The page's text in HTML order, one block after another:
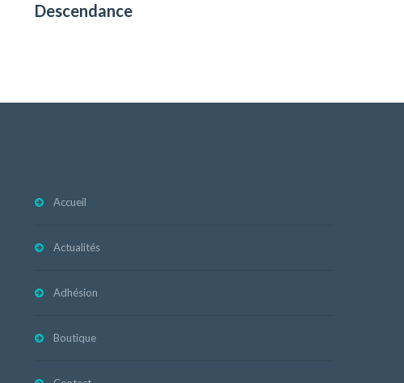
Descendance
Accueil
Actualités
Adhésion
Boutique